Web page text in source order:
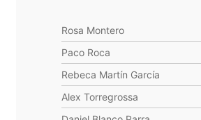
Rosa Montero
Paco Roca
Rebeca Martín García
Alex Torregrossa